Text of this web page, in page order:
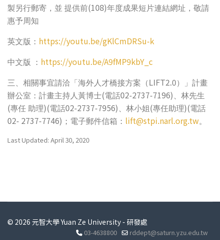
製另行郵寄，並 提供前(108)年度成果短片連結網址，敬請
惠予周知
英文版 ： https://youtu.be/gKlCmDRSu-k
中文版 ： https://youtu.be/A9fMP9kbY_c
三、相關事宜請洽「海外人才橋接方案（LIFT2.0）」計畫
辦公室：計畫主持人黃博士(電話02-2737-7196) 、林先生
(專任 助理)(電話02-2737-7956) 、林小姐(專任助理)(電話
02- 2737-7746) ；電子郵件信箱： lift@stpi.narl.org.tw。
Last Updated: April 30, 2020
© 2026 元智大學 Yuan Ze University - 研發處
03-4638800 rddept@saturn.yzu.edu.tw